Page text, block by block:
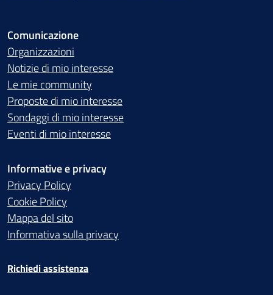
Comunicazione
Organizzazioni
Notizie di mio interesse
Le mie community
Proposte di mio interesse
Sondaggi di mio interesse
Eventi di mio interesse
Informative e privacy
Privacy Policy
Cookie Policy
Mappa del sito
Informativa sulla privacy
Richiedi assistenza